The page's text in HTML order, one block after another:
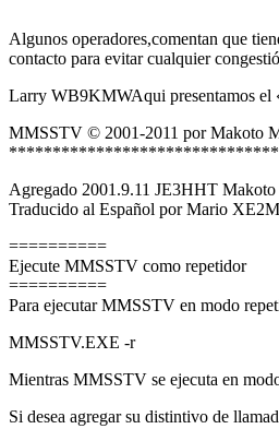
Algunos operadores,comentan que
contacto para evitar cualquier
Larry WB9KMWAqui presentamos
MMSSTV © 2001-2011 por Makoto
Agregado 2001.9.11 JE3HHT
Traducido al Español por Mario
==========
Ejecute MMSSTV como repetidor
==========
Para ejecutar MMSSTV en modo
MMSSTV.EXE -r
Mientras MMSSTV se ejecuta en
Si desea agregar su distintivo de